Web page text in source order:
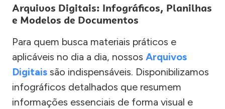
Arquivos Digitais: Infográficos, Planilhas
e Modelos de Documentos
Para quem busca materiais práticos e
aplicáveis no dia a dia, nossos Arquivos
Digitais são indispensáveis. Disponibilizamos
infográficos detalhados que resumem
informações essenciais de forma visual e